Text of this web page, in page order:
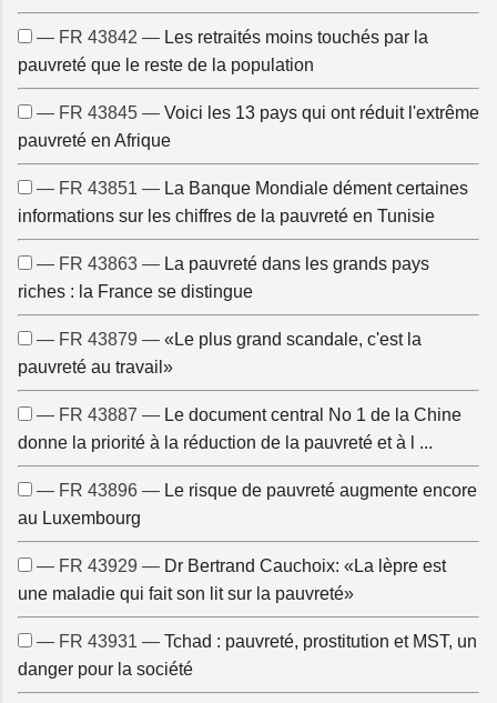
— FR 43842 — Les retraités moins touchés par la
pauvreté que le reste de la population
— FR 43845 — Voici les 13 pays qui ont réduit l'extrême
pauvreté en Afrique
— FR 43851 — La Banque Mondiale dément certaines
informations sur les chiffres de la pauvreté en Tunisie
— FR 43863 — La pauvreté dans les grands pays
riches : la France se distingue
— FR 43879 — «Le plus grand scandale, c'est la
pauvreté au travail»
— FR 43887 — Le document central No 1 de la Chine
donne la priorité à la réduction de la pauvreté et à l ...
— FR 43896 — Le risque de pauvreté augmente encore
au Luxembourg
— FR 43929 — Dr Bertrand Cauchoix: «La lèpre est
une maladie qui fait son lit sur la pauvreté»
— FR 43931 — Tchad : pauvreté, prostitution et MST, un
danger pour la société